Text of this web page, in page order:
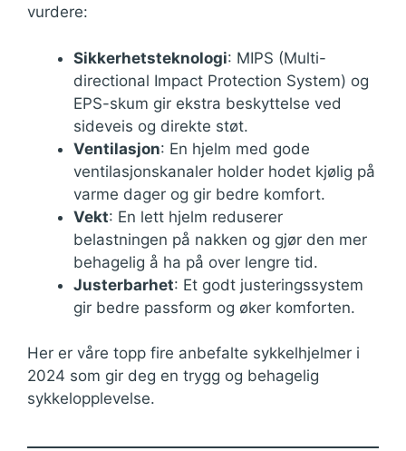
vurdere:
Sikkerhetsteknologi: MIPS (Multi-
directional Impact Protection System) og
EPS-skum gir ekstra beskyttelse ved
sideveis og direkte støt.
Ventilasjon: En hjelm med gode
ventilasjonskanaler holder hodet kjølig på
varme dager og gir bedre komfort.
Vekt: En lett hjelm reduserer
belastningen på nakken og gjør den mer
behagelig å ha på over lengre tid.
Justerbarhet: Et godt justeringssystem
gir bedre passform og øker komforten.
Her er våre topp fire anbefalte sykkelhjelmer i
2024 som gir deg en trygg og behagelig
sykkelopplevelse.